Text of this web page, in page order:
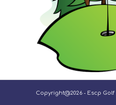
Copyright@2026 - Escp